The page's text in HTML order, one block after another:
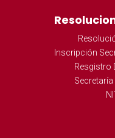
Inscripción
Resgistro